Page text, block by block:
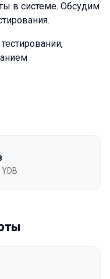
в системе. Обсудим